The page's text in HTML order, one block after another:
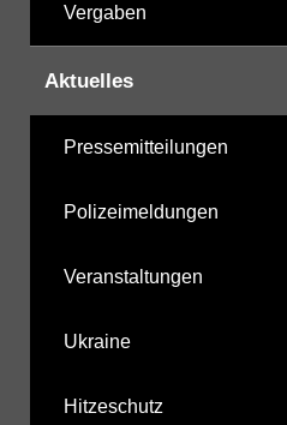
Vergaben
Aktuelles
Pressemitteilungen
Polizeimeldungen
Veranstaltungen
Ukraine
Hitzeschutz